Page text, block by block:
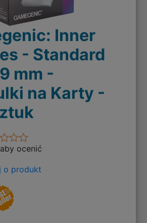
Inner
- Standard
mm -
na Karty -
ocenić
o produkt